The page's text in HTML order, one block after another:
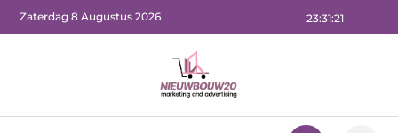
23:31:23
Zaterdag 8 Augustus 2026